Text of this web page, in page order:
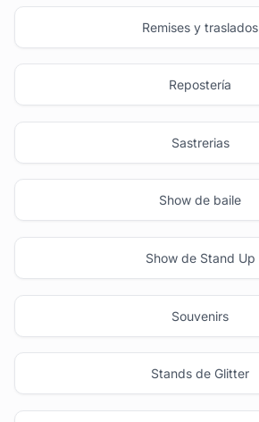
Remises y traslados
Repostería
Sastrerias
Show de baile
Show de Stand Up
Souvenirs
Stands de Glitter